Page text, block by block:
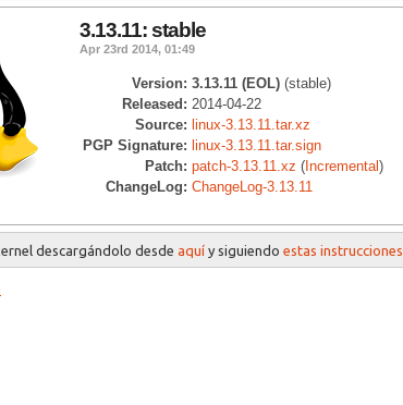
3.13.11: stable
Apr 23rd 2014, 01:49
Version: 3.13.11 (EOL) (stable)
Released: 2014-04-22
Source: linux-3.13.11.tar.xz
PGP Signature: linux-3.13.11.tar.sign
Patch: patch-3.13.11.xz ( Incremental)
ChangeLog: ChangeLog-3.13.11
descargándolo desde aquí y siguiendo estas instrucciones